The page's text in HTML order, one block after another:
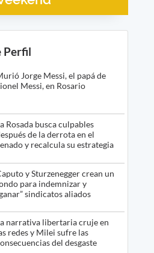
Perfil
Jorge Messi, el papá de
Messi, en Rosario
Rosada busca culpables
de la derrota en el
y recalcula su estrategia
y Sturzenegger crean un
para indemnizar y
sindicatos aliados
narrativa libertaria cruje en
redes y Milei sufre las
del desgaste